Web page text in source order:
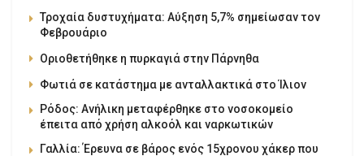
Τροχαία δυστυχήματα: Αύξηση 5,7% σημείωσαν τον
Φεβρουάριο
Οριοθετήθηκε η πυρκαγιά στην Πάρνηθα
Φωτιά σε κατάστημα με ανταλλακτικά στο Ίλιον
Ρόδος: Ανήλικη μεταφέρθηκε στο νοσοκομείο
έπειτα από χρήση αλκοόλ και ναρκωτικών
Γαλλία: Έρευνα σε βάρος ενός 15χρονου χάκερ που